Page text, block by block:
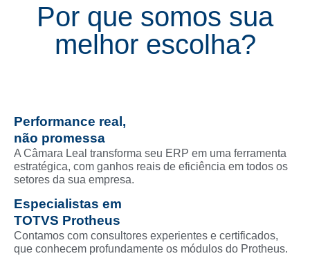
Por que somos sua
melhor escolha?
Performance real,
não promessa
A Câmara Leal transforma seu ERP em uma ferramenta
estratégica, com ganhos reais de eficiência em todos os
setores da sua empresa.
Especialistas em
TOTVS Protheus
Contamos com consultores experientes e certificados,
que conhecem profundamente os módulos do Protheus.